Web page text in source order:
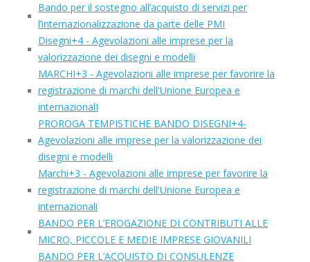
Bando per il sostegno all’acquisto di servizi per
l’internazionalizzazione da parte delle PMI
Disegni+4 - Agevolazioni alle imprese per la
valorizzazione dei disegni e modelli
MARCHI+3 - Agevolazioni alle imprese per favorire la
registrazione di marchi dell'Unione Europea e
internazionalI
PROROGA TEMPISTICHE BANDO DISEGNI+4-
Agevolazioni alle imprese per la valorizzazione dei
disegni e modelli
Marchi+3 - Agevolazioni alle imprese per favorire la
registrazione di marchi dell'Unione Europea e
internazionali
BANDO PER L’EROGAZIONE DI CONTRIBUTI ALLE
MICRO, PICCOLE E MEDIE IMPRESE GIOVANILI
BANDO PER L’ACQUISTO DI CONSULENZE